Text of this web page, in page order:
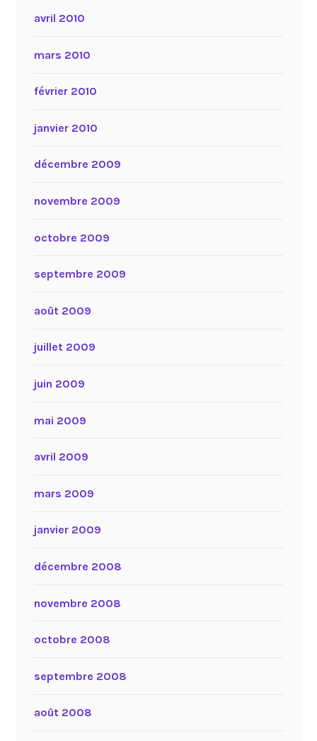
avril 2010
mars 2010
février 2010
janvier 2010
décembre 2009
novembre 2009
octobre 2009
septembre 2009
août 2009
juillet 2009
juin 2009
mai 2009
avril 2009
mars 2009
janvier 2009
décembre 2008
novembre 2008
octobre 2008
septembre 2008
août 2008